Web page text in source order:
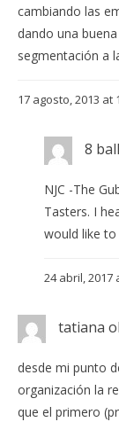
cambiando las
dando una
segmentación a
17 agosto, 2013 at
8
NJC -The
Tasters. I
would like
24 abril, 2017
tatiana
desde mi punto
organización la
que el primero